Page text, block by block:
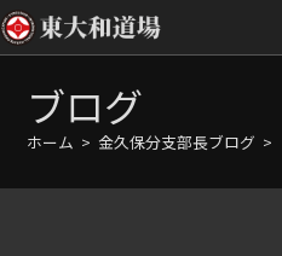
ツ
ブログ
ホーム > 金久保分支部長ブログ >